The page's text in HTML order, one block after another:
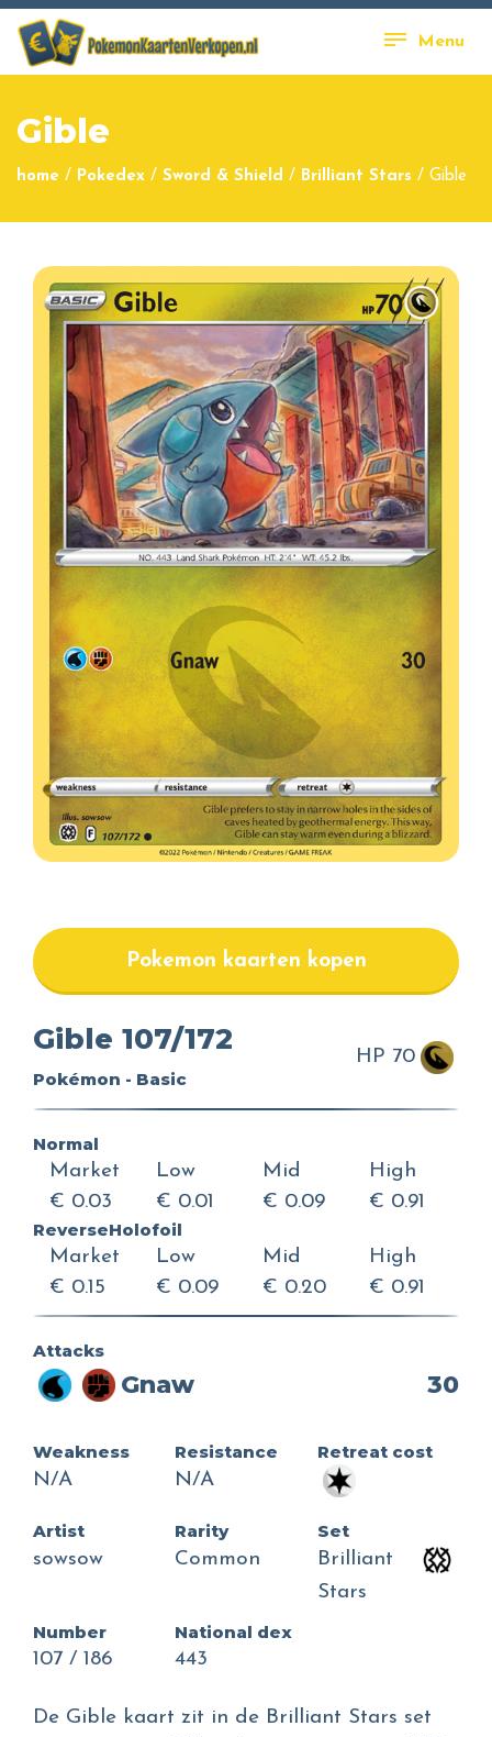
Menu
Gible
home / Pokedex / Sword & Shield / Brilliant Stars / Gible
Pokemon kaarten kopen
Gible 107/172
Pokémon - Basic
HP 70
Normal
Market
€ 0.03
Low
€ 0.01
Mid
€ 0.09
High
€ 0.91
ReverseHolofoil
Market
€ 0.15
Low
€ 0.09
Mid
€ 0.20
High
€ 0.91
Attacks
Gnaw 30
Weakness
N/A
Resistance
N/A
Retreat cost
Artist
sowsow
Rarity
Common
Set
Brilliant
Stars
Number
107 / 186
National dex
443
De Gible kaart zit in de Brilliant Stars set